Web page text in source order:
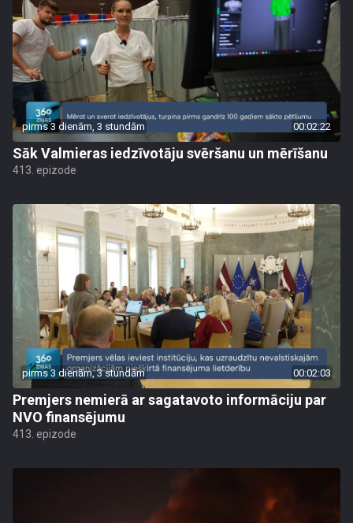
pirms 3 dienām, 3 stundām 00:02:22
Sāk Valmieras iedzīvotāju svēršanu un mērīšanu
413. epizode
pirms 3 dienām, 3 stundām 00:02:03
Premjers nemierā ar sagatavoto informāciju par
NVO finansējumu
413. epizode